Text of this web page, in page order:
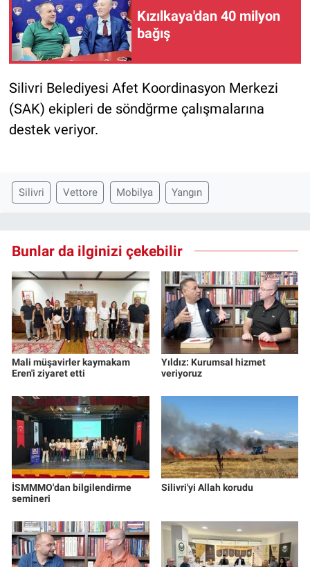
Kızılkaya'dan 40 milyon
bağış
Silivri Belediyesi Afet Koordinasyon Merkezi
(SAK) ekipleri de söndğrme çalışmalarına
destek veriyor.
Silivri Vettore Mobilya Yangın
Bunlar da ilginizi çekebilir
Mali müşavirler kaymakam
Eren'i ziyaret etti
Yıldız: Kurumsal hizmet
veriyoruz
İSMMMO'dan bilgilendirme
semineri
Silivri'yi Allah korudu